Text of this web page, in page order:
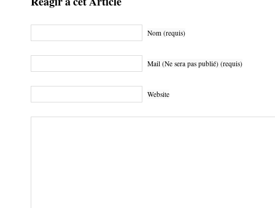
Nom (requis)
Mail (Ne sera pas publié) (requis)
Website